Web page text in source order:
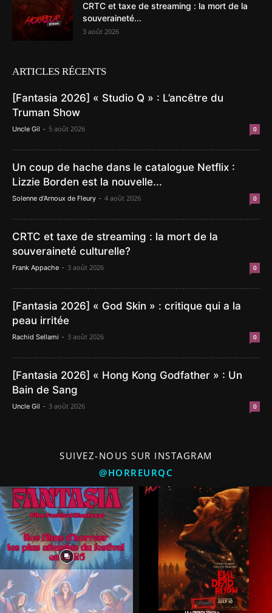
CRTC et taxe de streaming : la mort de la
souveraineté...
3 août 2026
ARTICLES RÉCENTS
[Fantasia 2026] « Studio Q » : L’ancêtre du
Truman Show
Uncle Gil - 5 août 2026 0
Un coup de hache dans le catalogue Netflix :
Lizzie Borden est la nouvelle...
Solenne d'Arnoux de Fleury - 4 août 2026 0
CRTC et taxe de streaming : la mort de la
souveraineté culturelle?
Frank Appache - 3 août 2026 0
[Fantasia 2026] « God Skin » : critique qui a la
peau irritée
Rachid Sellami - 3 août 2026 0
[Fantasia 2026] « Hong Kong Godfather » : Un
Bain de Sang
Uncle Gil - 3 août 2026 0
SUIVEZ-NOUS SUR INSTAGRAM
@HORREURQC